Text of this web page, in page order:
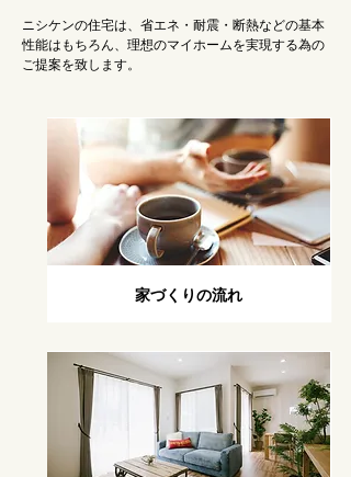
ニシケンの住宅は、省エネ・耐震・断熱などの基本
性能はもちろん、理想のマイホームを実現する為の
ご提案を致します。
家づくりの流れ